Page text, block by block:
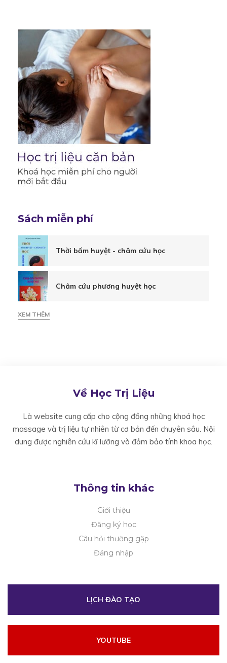
giá
giảm
đau
và
cải
thiện
chức
năng
vận
sống
thắt
lưng
châm
kết
Sách miễn phí
Thời bấm huyệt - châm cứu học
Châm cứu phương huyệt học
XEM THÊM
Về Học Trị Liệu
Là website cung cấp cho cộng đồng những khoá học
massage và trị liệu tự nhiên từ cơ bản đến chuyên sâu. Nội
dung được nghiên cứu kĩ lưỡng và đảm bảo tính khoa học.
Thông tin khác
Giới thiệu
Đăng ký học
Câu hỏi thường gặp
Đăng nhập
LỊCH ĐÀO TẠO
YOUTUBE